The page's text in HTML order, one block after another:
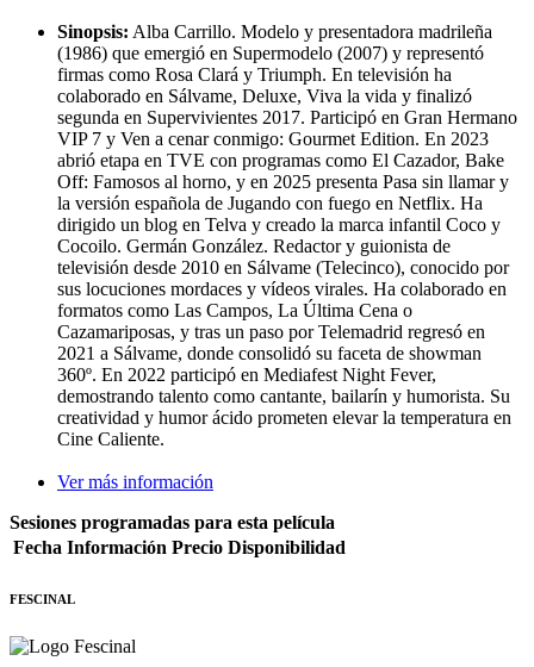
Sinopsis: Alba Carrillo. Modelo y presentadora madrileña
(1986) que emergió en Supermodelo (2007) y representó
firmas como Rosa Clará y Triumph. En televisión ha
colaborado en Sálvame, Deluxe, Viva la vida y finalizó
segunda en Supervivientes 2017. Participó en Gran Hermano
VIP 7 y Ven a cenar conmigo: Gourmet Edition. En 2023
abrió etapa en TVE con programas como El Cazador, Bake
Off: Famosos al horno, y en 2025 presenta Pasa sin llamar y
la versión española de Jugando con fuego en Netflix. Ha
dirigido un blog en Telva y creado la marca infantil Coco y
Cocoilo. Germán González. Redactor y guionista de
televisión desde 2010 en Sálvame (Telecinco), conocido por
sus locuciones mordaces y vídeos virales. Ha colaborado en
formatos como Las Campos, La Última Cena o
Cazamariposas, y tras un paso por Telemadrid regresó en
2021 a Sálvame, donde consolidó su faceta de showman
360º. En 2022 participó en Mediafest Night Fever,
demostrando talento como cantante, bailarín y humorista. Su
creatividad y humor ácido prometen elevar la temperatura en
Cine Caliente.
Ver más información
Sesiones programadas para esta película
Fecha Información Precio Disponibilidad
FESCINAL